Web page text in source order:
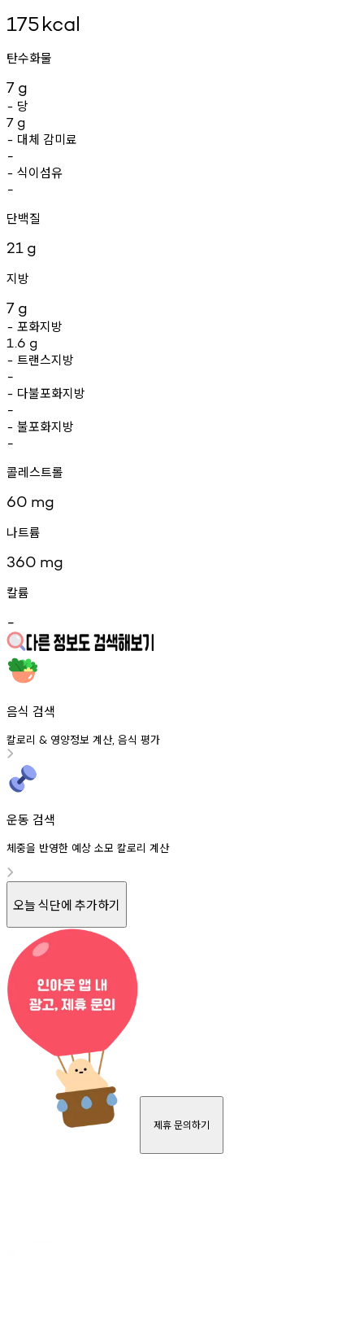
175kcal
탄수화물
7 g
- 당
7 g
- 대체 감미료
-
- 식이섬유
-
단백질
21 g
지방
7 g
- 포화지방
1.6 g
- 트랜스지방
-
- 다불포화지방
-
- 불포화지방
-
콜레스트롤
60 mg
나트륨
360 mg
칼륨
-
음식 검색
칼로리 & 영양정보 계산, 음식 평가
운동 검색
체중을 반영한 예상 소모 칼로리 계산
오늘 식단에 추가하기
제휴 문의하기